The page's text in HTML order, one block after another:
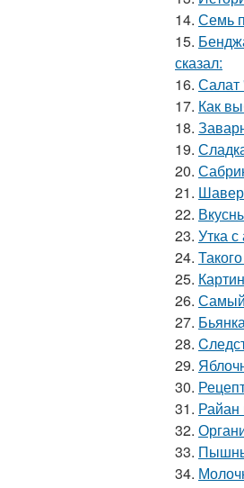
14. Семь
15.
сказал:
16. Салат
17. Как
18.
19.
20.
21.
22.
23. Утка
24.
25.
26. Самый
27.
28.
29.
30.
31. Райан
32.
33.
34.